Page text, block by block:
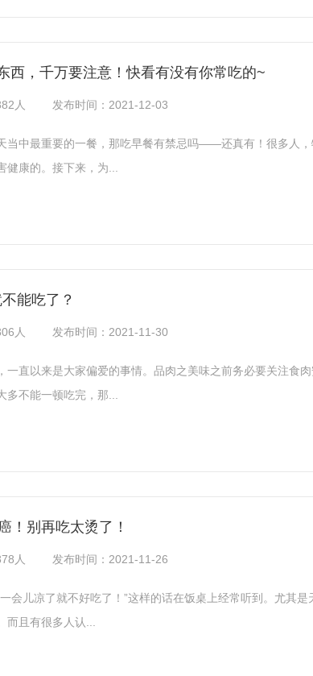
西，千万要注意！快看有没有你常吃的~
人 发布时间：2021-12-03
当中最重要的一餐，那吃早餐有禁忌吗——还真有！很多人
康的。接下来，为...
能吃了？
人 发布时间：2021-11-30
一直以来是大家偏爱的事情。品肉之美味之前务必要关注食
不能一顿吃完，那...
！别再吃太烫了！
人 发布时间：2021-11-26
会儿凉了就不好吃了！”这样的话在饭桌上经常听到。尤其
且有很多人认...